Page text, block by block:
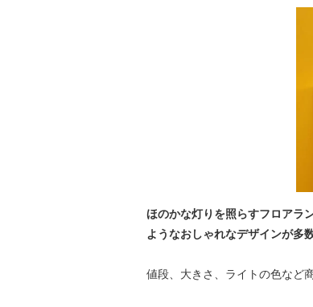
ほのかな灯りを照らすフロアラ
ようなおしゃれなデザインが多
値段、大きさ、ライトの色など